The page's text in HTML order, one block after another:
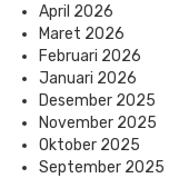
April 2026
Maret 2026
Februari 2026
Januari 2026
Desember 2025
November 2025
Oktober 2025
September 2025